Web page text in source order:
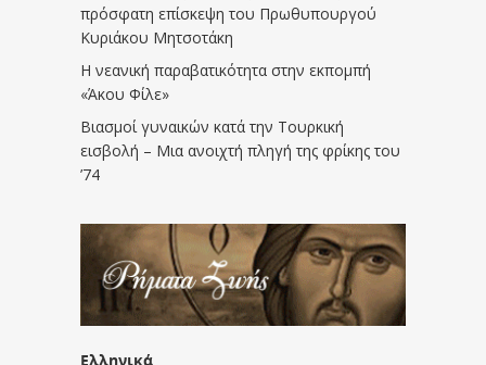
πρόσφατη επίσκεψη του Πρωθυπουργού
Κυριάκου Μητσοτάκη
Η νεανική παραβατικότητα στην εκπομπή
«Άκου Φίλε»
Βιασμοί γυναικών κατά την Τουρκική
εισβολή – Μια ανοιχτή πληγή της φρίκης του
’74
Ελληνικά